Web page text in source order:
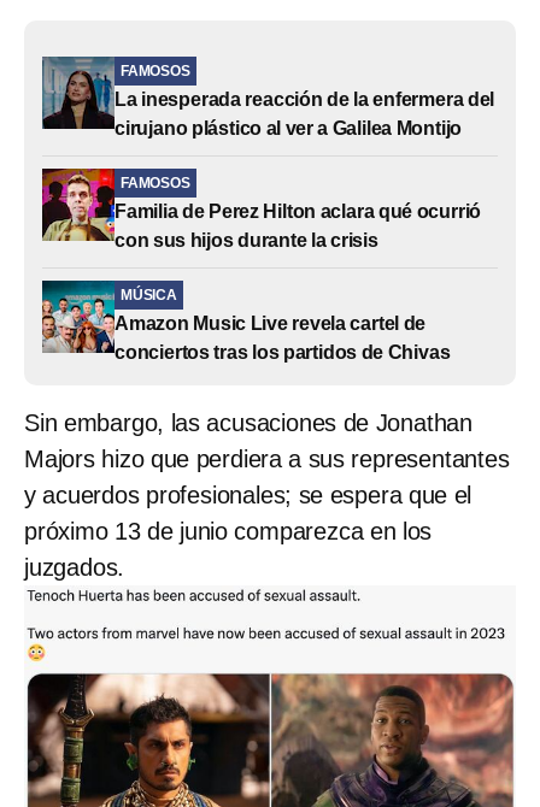
FAMOSOS
La inesperada reacción de la enfermera del
cirujano plástico al ver a Galilea Montijo
FAMOSOS
Familia de Perez Hilton aclara qué ocurrió
con sus hijos durante la crisis
MÚSICA
Amazon Music Live revela cartel de
conciertos tras los partidos de Chivas
Sin embargo, las acusaciones de Jonathan
Majors hizo que perdiera a sus representantes
y acuerdos profesionales; se espera que el
próximo 13 de junio comparezca en los
juzgados.